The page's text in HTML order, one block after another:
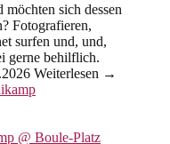
möchten sich dessen
Fotografieren,
surfen und, und,
gerne behilflich.
Weiterlesen →